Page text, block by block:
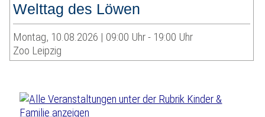
Welttag des Löwen
Montag, 10.08.2026 | 09:00 Uhr - 19:00 Uhr
Zoo Leipzig